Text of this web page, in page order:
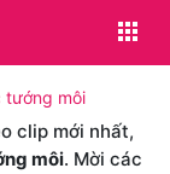
tướng môi
clip mới nhất,
môi. Mời các